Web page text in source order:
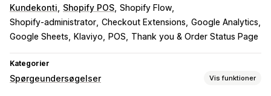
Kundekonti Shopify POS Shopify Flow
Shopify-administrator Checkout Extensions Google Analytics
Google Sheets
Klaviyo POS Thank you & Order Status Page
Kategorier
Spørgeundersøgelser Vis funktioner